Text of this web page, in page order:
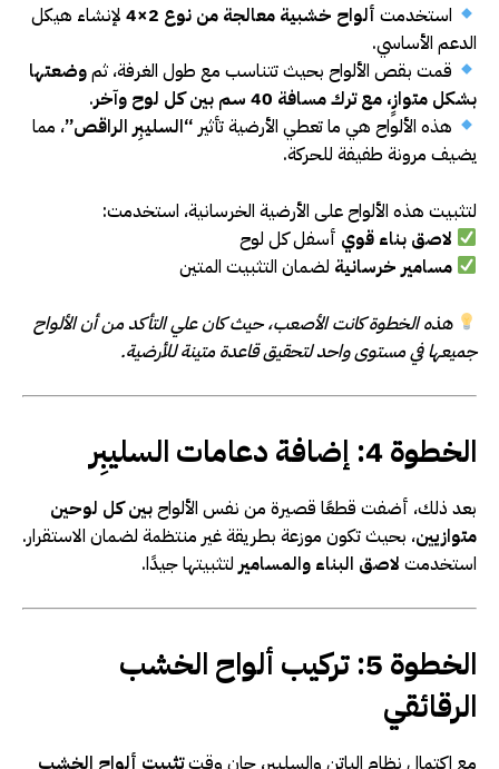
استخدمت ألواح خشبية معالجة من نوع 2×4
لإنشاء هيكل
الدعم الأساسي.
قمت بقص الألواح بحيث تتناسب مع طول الغرفة، ثموضعتها
بشكل متوازٍ، مع ترك مسافة 40 سم بين كل لوح وآخر
.
هذه الألواح هي ما تعطي الأرضية تأثير “السليبِر الراقص”، مما
يضيف مرونة طفيفة للحركة.
لتثبيت هذه الألواح على الأرضية الخرسانية، استخدمت:
لاصق بناء قوي أسفل كل لوح
مسامير خرسانية لضمان التثبيت المتين
هذه الخطوة كانت الأصعب، حيث كان علي التأكد من أن الألواح
جميعها في مستوى واحد لتحقيق قاعدة متينة للأرضية.
الخطوة 4: إضافة دعامات السليبِر
بعد ذلك، أضفت قطعًا قصيرة من نفس الألواحبين كل لوحين
متوازيين، بحيث تكون موزعة بطريقة غير منتظمة لضمان الاستقرار.
استخدمت لاصق البناء والمسامير لتثبيتها جيدًا.
الخطوة 5: تركيب ألواح الخشب
الرقائقي
مع اكتمال نظام الباتن والسليبِر، حان وقتتثبيت ألواح الخشب